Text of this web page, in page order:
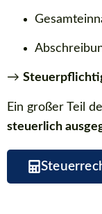
→
Ein großer Teil
steuerlich